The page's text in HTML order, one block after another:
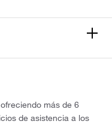
más de 6
de asistencia a los